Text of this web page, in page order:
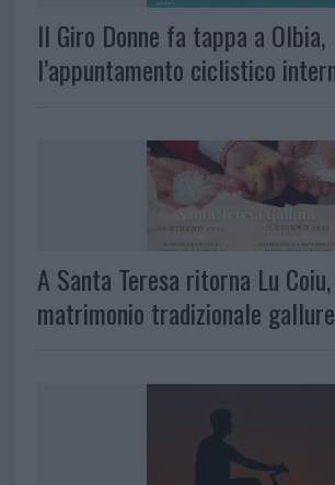
Il Giro Donne fa tappa a Olbia,
l’appuntamento ciclistico
A Santa Teresa ritorna Lu
matrimonio tradizionale